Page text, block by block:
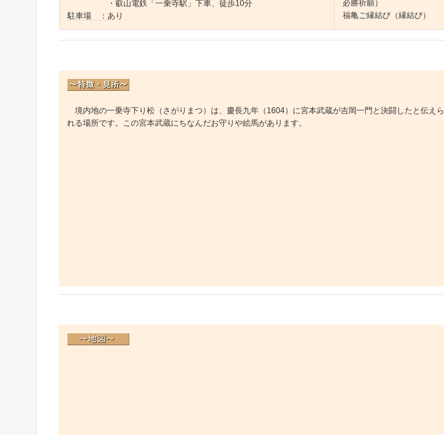
・叡山電鉄「一乗寺駅」下車、徒歩10分
駐車場 ： あり
必勝祈願）
福亀ご縁結び（縁結び）
境内地の一乗寺下り松（さがりまつ）は、慶長九年（1604）に宮本武蔵が吉岡一門と決闘したと伝えら
れる場所です。この宮本武蔵にちなんだお守りや絵馬があります。